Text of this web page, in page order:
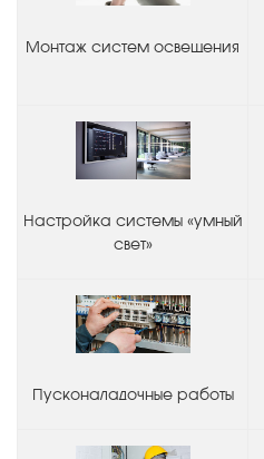
Монтаж систем освещения
Настройка системы «умный
свет»
Пусконаладочные работы